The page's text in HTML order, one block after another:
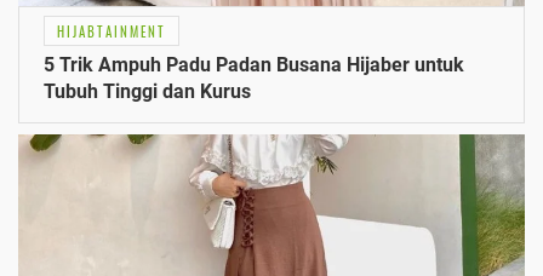
HIJABTAINMENT
5 Trik Ampuh Padu Padan Busana Hijaber untuk
Tubuh Tinggi dan Kurus